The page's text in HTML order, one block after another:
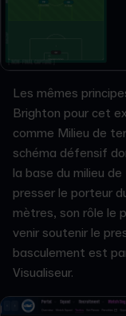
Les mêmes
Brighton pour cet
comme Milieu de
schéma défensif
la base du milieu
presser le porteur
mètres, son rôle le
venir soutenir le
basculement est
Visualiseur.